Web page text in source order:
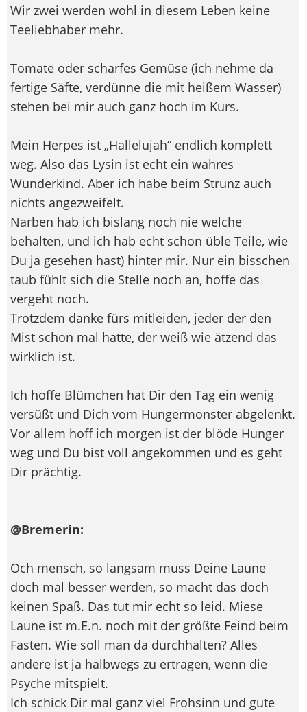
Wir zwei werden wohl in diesem Leben keine
Teeliebhaber mehr.
Tomate oder scharfes Gemüse (ich nehme da
fertige Säfte, verdünne die mit heißem Wasser)
stehen bei mir auch ganz hoch im Kurs.
Mein Herpes ist „Hallelujah“ endlich komplett
weg. Also das Lysin ist echt ein wahres
Wunderkind. Aber ich habe beim Strunz auch
nichts angezweifelt.
Narben hab ich bislang noch nie welche
behalten, und ich hab echt schon üble Teile, wie
Du ja gesehen hast) hinter mir. Nur ein bisschen
taub fühlt sich die Stelle noch an, hoffe das
vergeht noch.
Trotzdem danke fürs mitleiden, jeder der den
Mist schon mal hatte, der weiß wie ätzend das
wirklich ist.
Ich hoffe Blümchen hat Dir den Tag ein wenig
versüßt und Dich vom Hungermonster abgelenkt.
Vor allem hoff ich morgen ist der blöde Hunger
weg und Du bist voll angekommen und es geht
Dir prächtig.
@Bremerin:
Och mensch, so langsam muss Deine Laune
doch mal besser werden, so macht das doch
keinen Spaß. Das tut mir echt so leid. Miese
Laune ist m.E.n. noch mit der größte Feind beim
Fasten. Wie soll man da durchhalten? Alles
andere ist ja halbwegs zu ertragen, wenn die
Psyche mitspielt.
Ich schick Dir mal ganz viel Frohsinn und gute